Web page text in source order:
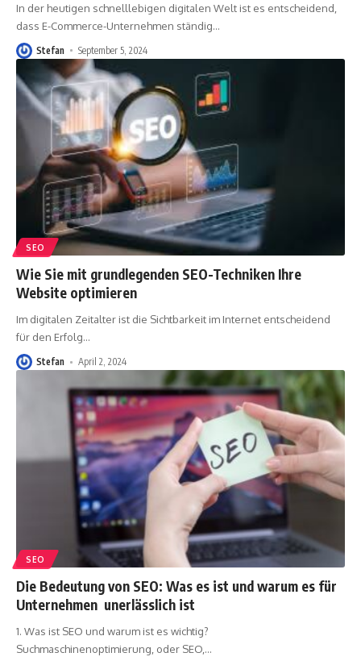
In der heutigen schnelllebigen digitalen Welt ist es entscheidend,
dass E-Commerce-Unternehmen ständig…
Stefan September 5, 2024
SEO
Wie Sie mit grundlegenden SEO-Techniken Ihre
Website optimieren
Im digitalen Zeitalter ist die Sichtbarkeit im Internet entscheidend
für den Erfolg…
Stefan April 2, 2024
SEO
Die Bedeutung von SEO: Was es ist und warum es für
Unternehmen unerlässlich ist
1. Was ist SEO und warum ist es wichtig?
Suchmaschinenoptimierung, oder SEO, …